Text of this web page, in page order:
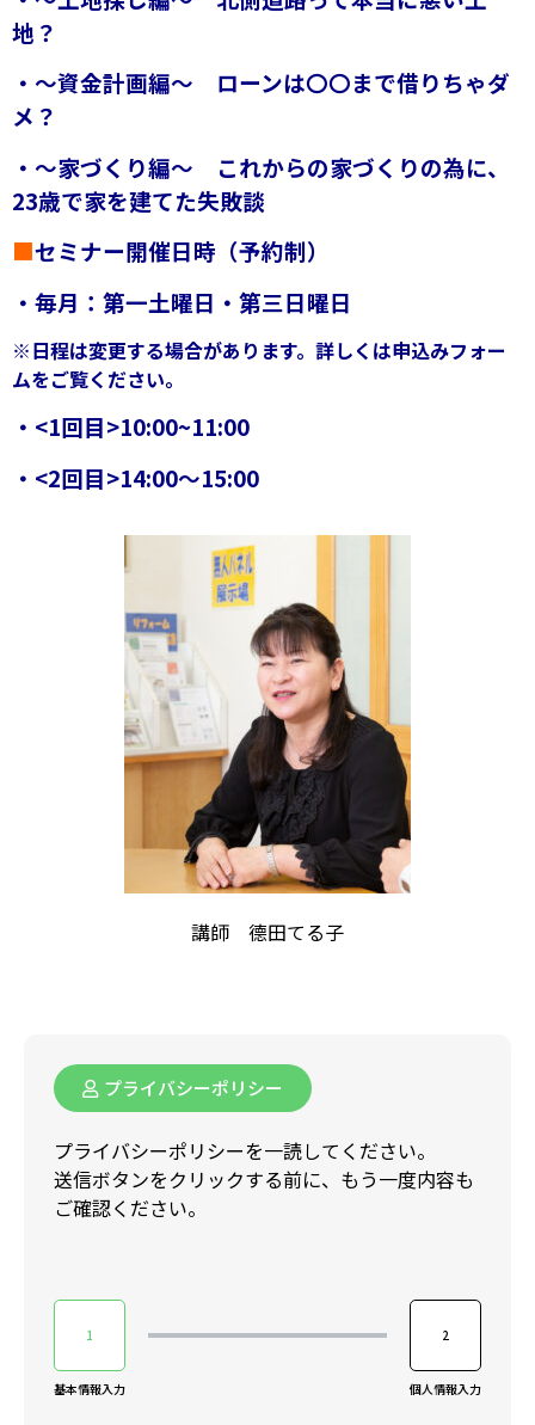
地？
・～資金計画編～ ローンは〇〇まで借りちゃダ
メ？
・～家づくり編～ これからの家づくりの為に、
23歳で家を建てた失敗談
■セミナー開催日時（予約制）
・毎月：第一土曜日・第三日曜日
※日程は変更する場合があります。 詳しくは申込みフォー
ムをご覧ください。
・<1回目>10:00~11:00
・<2回目>14:00～15:00
講師 德田てる子
プライバシーポリシー
プライバシーポリシーを一読してください。
送信ボタンをクリックする前に、もう一度内容も
ご確認ください。
1
基本情報入力
2
個人情報入力